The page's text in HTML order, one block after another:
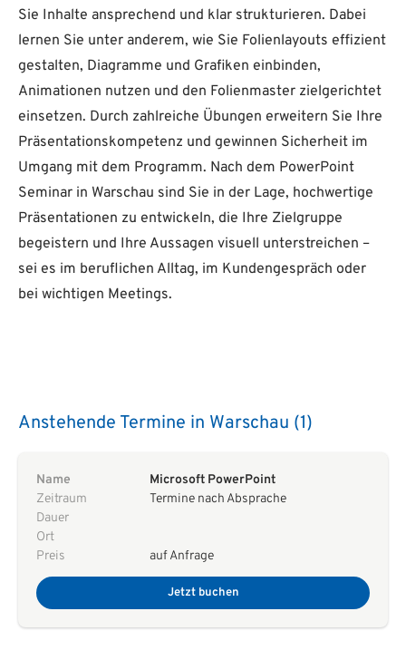
Sie Inhalte ansprechend und klar strukturieren. Dabei
lernen Sie unter anderem, wie Sie Folienlayouts effizient
gestalten, Diagramme und Grafiken einbinden,
Animationen nutzen und den Folienmaster zielgerichtet
einsetzen. Durch zahlreiche Übungen erweitern Sie Ihre
Präsentationskompetenz und gewinnen Sicherheit im
Umgang mit dem Programm. Nach dem PowerPoint
Seminar in Warschau sind Sie in der Lage, hochwertige
Präsentationen zu entwickeln, die Ihre Zielgruppe
begeistern und Ihre Aussagen visuell unterstreichen –
sei es im beruflichen Alltag, im Kundengespräch oder
bei wichtigen Meetings.
Anstehende Termine in Warschau (1)
Name
Microsoft PowerPoint
Zeitraum
Termine nach Absprache
Dauer
Ort
Preis
auf Anfrage
Jetzt buchen